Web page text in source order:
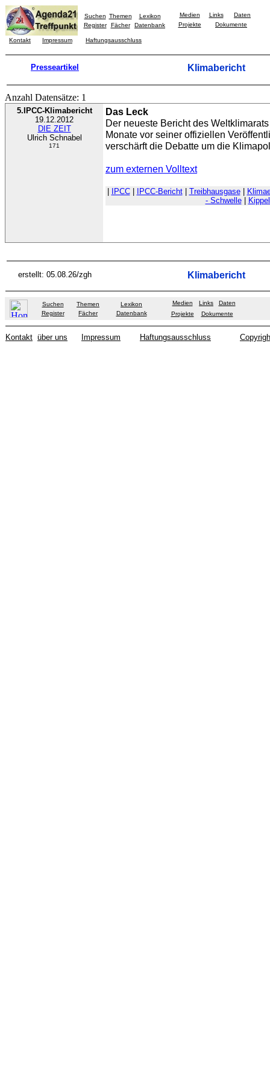
Suchen Themen
Lexikon
Register
Fächer Datenbank
Medien Links
Daten
Projekte
Dokumente
Kontakt Impressum Haftungsausschluss
Presseartikel Klimabericht
Anzahl Datensätze: 1
5.IPCC-Klimabericht
19.12.2012
DIE ZEIT
Ulrich Schnabel
171
Das Leck
Der neueste Bericht des
Monate vor seiner offiziellen
verschärft die Debatte um die
zum externen Volltext
IPCC| IPCC-Bericht| Treibhausgase|
- Schwelle|
erstellt: 05.08.26/zgh Klimabericht
Suchen Themen
Lexikon
Register
Fächer Datenbank
Medien Links
Daten
Projekte
Dokumente
Kontakt über uns Impressum Haftungsausschluss